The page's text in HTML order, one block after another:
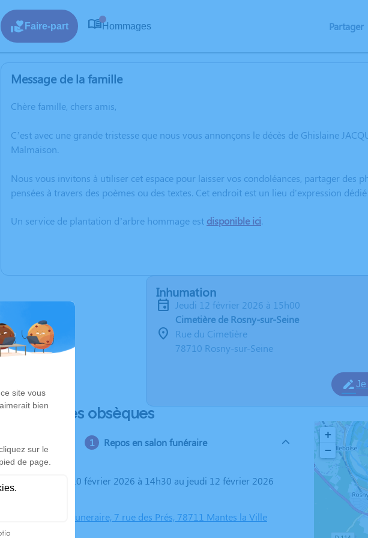
Faire-part Hommages Partager
Message de la famille
Chère famille, chers amis,
C’est avec une grande tristesse que nous vous annonçons le décès de Ghislaine
Malmaison.
Nous vous invitons à utiliser cet espace pour laisser vos condoléances, partager des
pensées à travers des poèmes ou des textes. Cet endroit est un lieu d'expression
Un service de plantation d’arbre hommage est disponible ici.
Inhumation
jeudi 12 février 2026 à 15h00
Cimetière de Rosny-sur-Seine
Rue du Cimetière
78710 Rosny-sur-Seine
Je
Déroulé des obsèques
Repos en salon funéraire
Chambre Funeraire, 7 rue des Prés, 78711 Mantes la Ville
+
−